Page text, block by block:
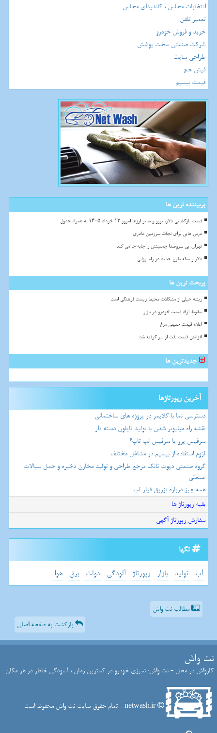
انتخابات مجلس ، کاندیدای مجلس
تعمیر تلفن
خرید و فروش خودرو
شرکت صنعتی سخت پوشش
طراحی سایت
فیش حج
قیمت بیسیم
پربیننده ترین ها
قیمت بازگشایی دلار، یورو و سایر ارزها امروز ۱۳ خرداد ۱۴۰۵ به همراه جدول
درس هایی برای نجات سرزمین مادری
تهران، بی سروصدا جمعیتش را جابه جا می کند!
دلار و سکه طرح جدید در راه ارزانی
پربحث ترین ها
ریشه خیلی از مشکلات محیط زیست فرهنگی است
سقوط آزاد قیمت خودرو در بازار
اعلام قیمت حقیقی مرغ
افزایش قیمت نفت از سر گرفته شد
جدیدترین ها
آخرین رپورتاژها
دسترسی نما با کلایمر در پروژه های ساختمانی
نقشه راه میلیونر شدن با تولید نایلون دسته دار
سرفیس پرو یا سرفیس لپ تاپ؟
لزوم استفاده از بیسیم در مشاغل مختلف
گروه صنعتی دپوت تانک مرجع طراحی و تولید مخازن ذخیره و حمل سیالات
صنعتی
همه چیز درباره تزریق فیلر لب
بقیه رپورتاژ ها
سفارش رپورتاژ آگهی
تگها
آب تولید بازار رپورتاژ آلودگی دولت برق هوا
مطالب نت واش
بازگشت به صفحه اصلی
نت واش
کارواش در محل - نت واش: تمیزی خودرو در کمترین زمان ، آسودگی خاطر در هر مکان
netwash.ir - تمام حقوق سایت نت واش محفوظ است